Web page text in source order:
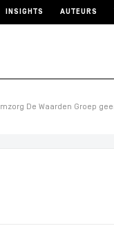
INSIGHTS AUTEURS
De Waarden Groep